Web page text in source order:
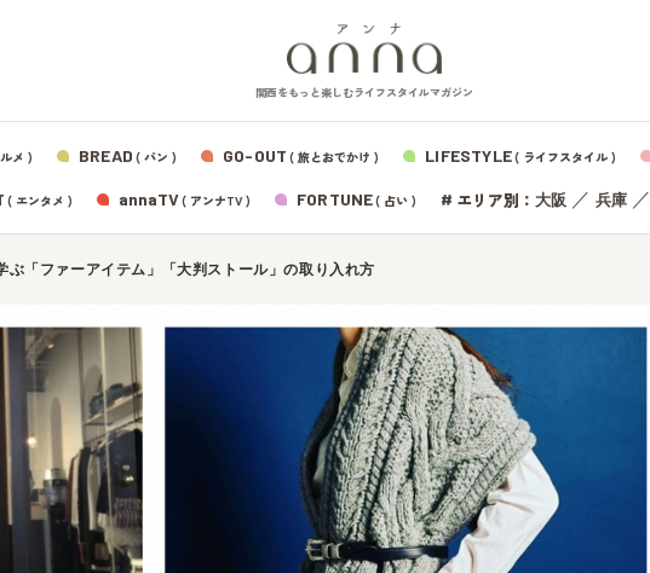
関西をもっと楽しむライフスタイルマガジン
メ ) BREAD ( パン ) GO-OUT ( 旅とおでかけ ) LIFESTYLE( ライフスタイル )
( エンタメ ) annaTV( アンナTV ) FORTUNE( 占い ) # エリア別： 大阪 ／ 兵庫／
ぶ「ファーアイテム」「大判ストール」の取り入れ方